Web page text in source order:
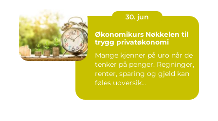
30. jun
Økonomikurs Nøkkelen til
trygg privatøkonomi
Mange kjenner på uro når de
tenker på penger. Regninger,
renter, sparing og gjeld kan
føles uoversik...